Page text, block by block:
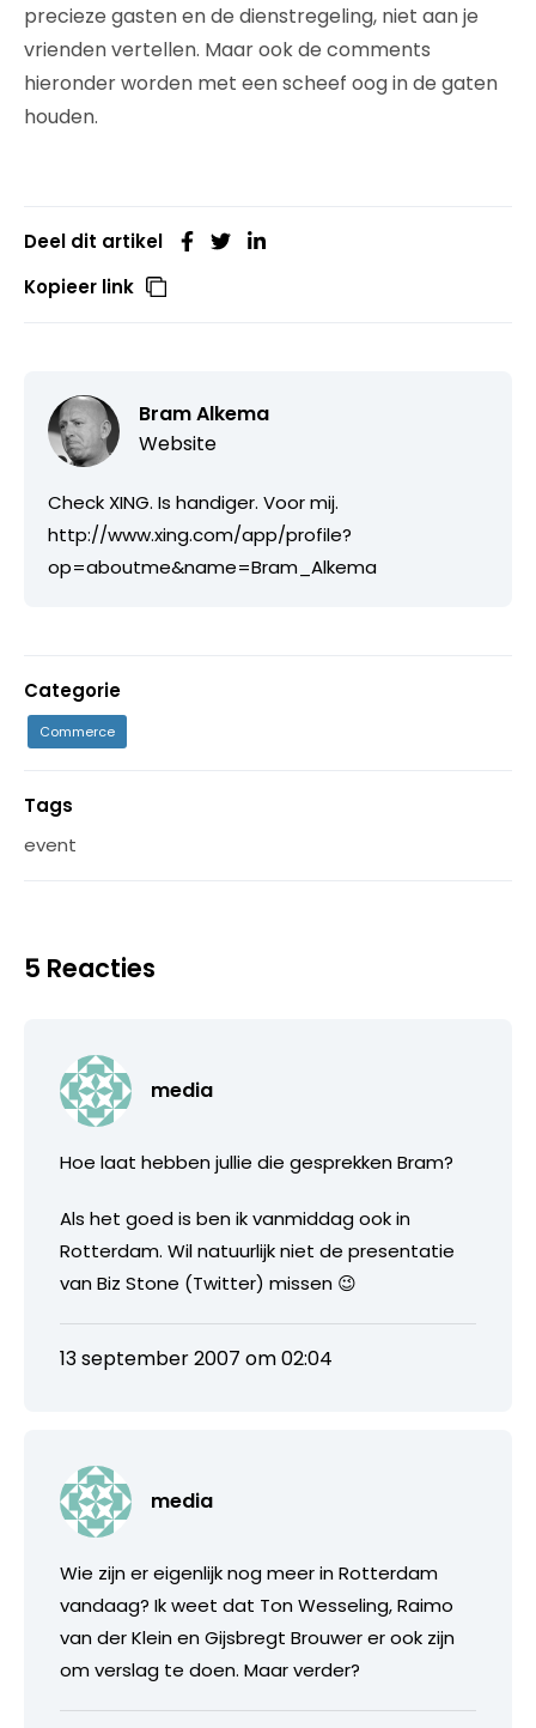
precieze gasten en de dienstregeling, niet aan je
vrienden vertellen. Maar ook de comments
hieronder worden met een scheef oog in de gaten
houden.
Deel dit artikel
Kopieer link
Bram Alkema
Website
Check XING. Is handiger. Voor mij.
http://www.xing.com/app/profile?
op=aboutme&name=Bram_Alkema
Categorie
Commerce
Tags
event
5 Reacties
media
Hoe laat hebben jullie die gesprekken Bram?
Als het goed is ben ik vanmiddag ook in
Rotterdam. Wil natuurlijk niet de presentatie
van Biz Stone (Twitter) missen 😉
13 september 2007 om 02:04
media
Wie zijn er eigenlijk nog meer in Rotterdam
vandaag? Ik weet dat Ton Wesseling, Raimo
van der Klein en Gijsbregt Brouwer er ook zijn
om verslag te doen. Maar verder?